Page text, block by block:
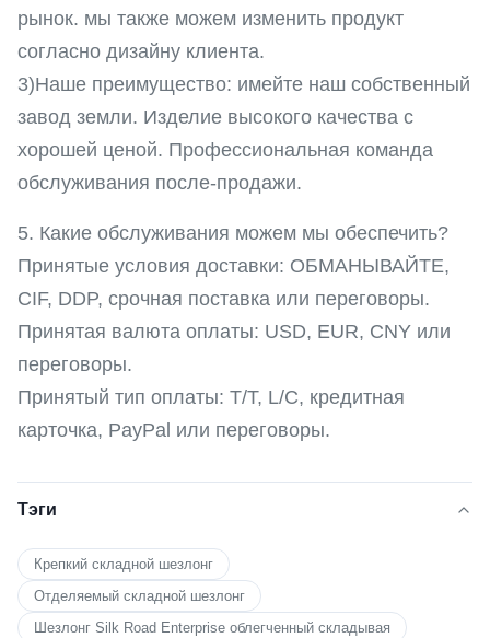
рынок. мы также можем изменить продукт
согласно дизайну клиента.
3)Наше преимущество: имейте наш собственный
завод земли. Изделие высокого качества с
хорошей ценой. Профессиональная команда
обслуживания после-продажи.
5. Какие обслуживания можем мы обеспечить?
Принятые условия доставки: ОБМАНЫВАЙТЕ,
CIF, DDP, срочная поставка или переговоры.
Принятая валюта оплаты: USD, EUR, CNY или
переговоры.
Принятый тип оплаты: T/T, L/C, кредитная
карточка, PayPal или переговоры.
Тэги
Крепкий складной шезлонг
Отделяемый складной шезлонг
Шезлонг Silk Road Enterprise облегченный складывая